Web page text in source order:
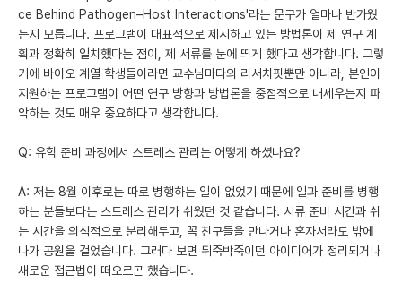
ce Behind Pathogen–Host Interactions'라는 문구가 얼마나 반가웠
는지 모릅니다. 프로그램이 대표적으로 제시하고 있는 방법론이 제 연구 계
획과 정확히 일치했다는 점이, 제 서류를 눈에 띄게 했다고 생각합니다. 그렇
기에 바이오 계열 학생들이라면 교수님마다의 리서치핏뿐만 아니라, 본인이
지원하는 프로그램이 어떤 연구 방향과 방법론을 중점적으로 내세우는지 파
악하는 것도 매우 중요하다고 생각합니다.
Q: 유학 준비 과정에서 스트레스 관리는 어떻게 하셨나요?
A: 저는 8월 이후로는 따로 병행하는 일이 없었기 때문에 일과 준비를 병행
하는 분들보다는 스트레스 관리가 쉬웠던 것 같습니다. 서류 준비 시간과 쉬
는 시간을 의식적으로 분리해두고, 꼭 친구들을 만나거나 혼자서라도 밖에
나가 공원을 걸었습니다. 그러다 보면 뒤죽박죽이던 아이디어가 정리되거나
새로운 접근법이 떠오르곤 했습니다.